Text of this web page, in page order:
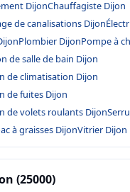
DijonChauffagiste Dijon
de canalisations Dijon
Plombier DijonPompe à
de salle de bain Dijon
de climatisation Dijon
de fuites Dijon
de volets roulants Dijon
à graisses DijonVitrier Dijon
(25000)